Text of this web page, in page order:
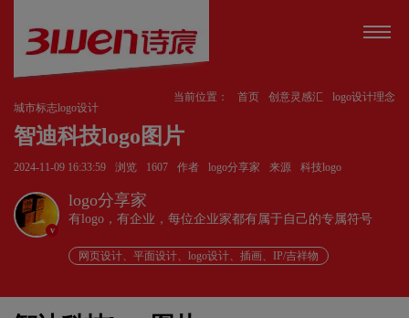
当前位置： 首页 创意灵感汇
logo设计理念
城市标志logo设计
智迪科技logo图片
2024-11-09 16:33:59 浏览 1607 作者 logo分享家 来源 科技logo
v
logo分享家
有logo，有企业，每位企业家都有属于自己的专属符号
网页设计、平面设计、logo设计、插画、IP/吉祥物